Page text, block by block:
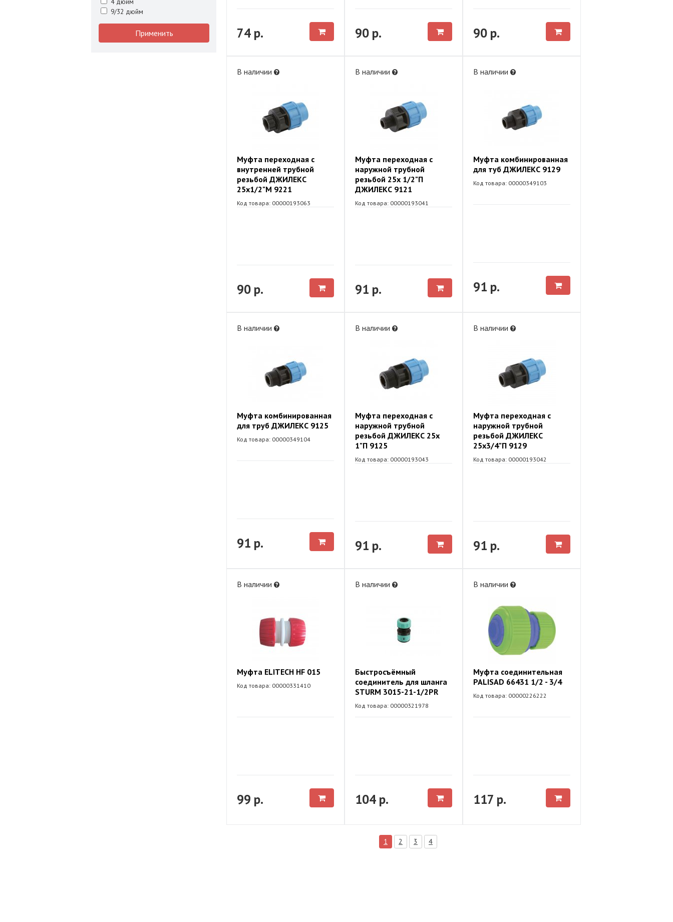
9/32 дюйм
Применить 74 р. 90 р. 90 р.
В наличии
Муфта переходная с
внутренней трубной
резьбой ДЖИЛЕКС
25х1/2"М 9221
Код товара: 00000193063
90 р.
В наличии
Муфта переходная с
наружной трубной
резьбой 25х 1/2"П
ДЖИЛЕКС 9121
Код товара: 00000193041
91 р.
В наличии
Муфта комбинированная
для туб ДЖИЛЕКС 9129
Код товара: 00000349103
91 р.
В наличии
Муфта комбинированная
для труб ДЖИЛЕКС 9125
Код товара: 00000349104
91 р.
В наличии
Муфта переходная с
наружной трубной
резьбой ДЖИЛЕКС 25х
1"П 9125
Код товара: 00000193043
91 р.
В наличии
Муфта переходная с
наружной трубной
резьбой ДЖИЛЕКС
25х3/4"П 9129
Код товара: 00000193042
91 р.
В наличии
Муфта ELITECH HF 015
Код товара: 00000331410
99 р.
В наличии
Быстросъёмный
соединитель для шланга
STURM 3015-21-1/2PR
Код товара: 00000321978
104 р.
В наличии
Муфта соединительная
PALISAD 66431 1/2 - 3/4
Код товара: 00000226222
117 р.
1 2 3 4